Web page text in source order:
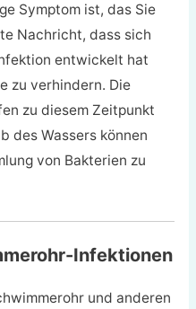
Symptom ist, das Sie
Nachricht, dass sich
entwickelt hat
zu verhindern. Die
zu diesem Zeitpunkt
des Wassers können
von Bakterien zu
Infektionen
und anderen